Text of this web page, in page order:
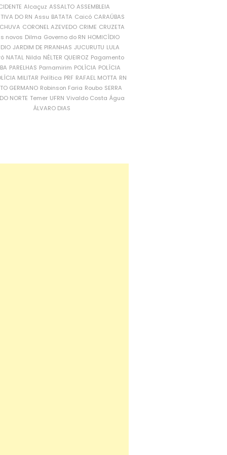
Alcaçuz ASSALTO ASSEMBLEIA
DO RN Assu BATATA Caicó CARAÚBAS
CORONEL AZEVEDO CRIME CRUZETA
novos Dilma Governo do RN HOMICÍDIO
JARDIM DE PIRANHAS JUCURUTU LULA
NATAL Nilda NÉLTER QUEIROZ Pagamento
PARELHAS Parnamirim POLÍCIA POLÍCIA
MILITAR Política PRF RAFAEL MOTTA RN
GERMANO Robinson Faria Roubo SERRA
NORTE Temer UFRN Vivaldo Costa Água
ÁLVARO DIAS